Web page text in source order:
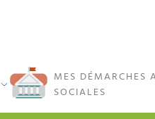
MES DÉMARCHES
SOCIALES